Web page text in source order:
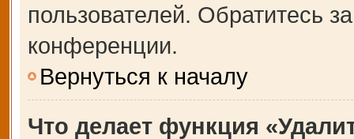
пользователей. Обратитесь
конференции.
Вернуться к началу
Что делает функция